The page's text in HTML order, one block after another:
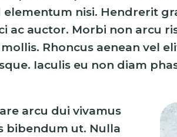
elementum nisi. Hendrerit
ac auctor. Morbi non arcu
Rhoncus aenean vel
Iaculis eu non diam
arcu dui vivamus
bibendum ut. Nulla